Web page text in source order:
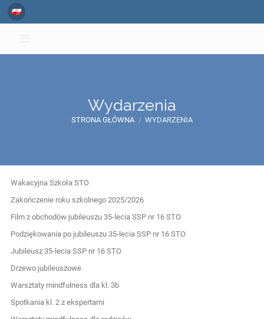
Wydarzenia
STRONA GŁÓWNA / WYDARZENIA
Wydarzenia
Wakacyjna Szkoła STO
Zakończenie roku szkolnego 2025/2026
Film z obchodów jubileuszu 35-lecia SSP nr 16 STO
Podziękowania po jubileuszu 35-lecia SSP nr 16 STO
Jubileusz 35-lecia SSP nr 16 STO
Drzewo jubileuszowe
Warsztaty mindfulness dla kl. 3b
Spotkania kl. 2 z ekspertami